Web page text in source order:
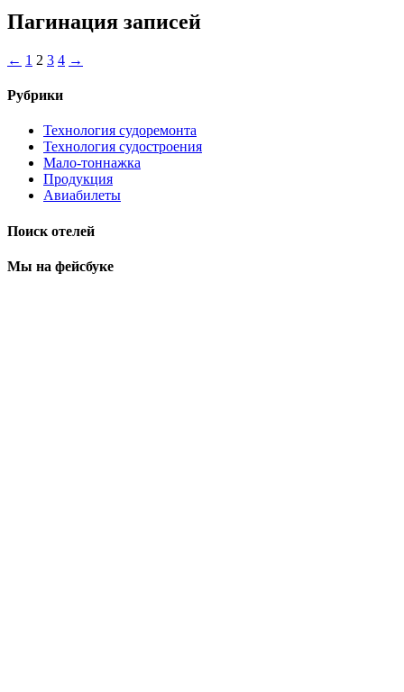
Пагинация записей
← 1 2 3 4 →
Рубрики
Технология судоремонта
Технология судостроения
Мало-тоннажка
Продукция
Авиабилеты
Поиск отелей
Мы на фейсбуке